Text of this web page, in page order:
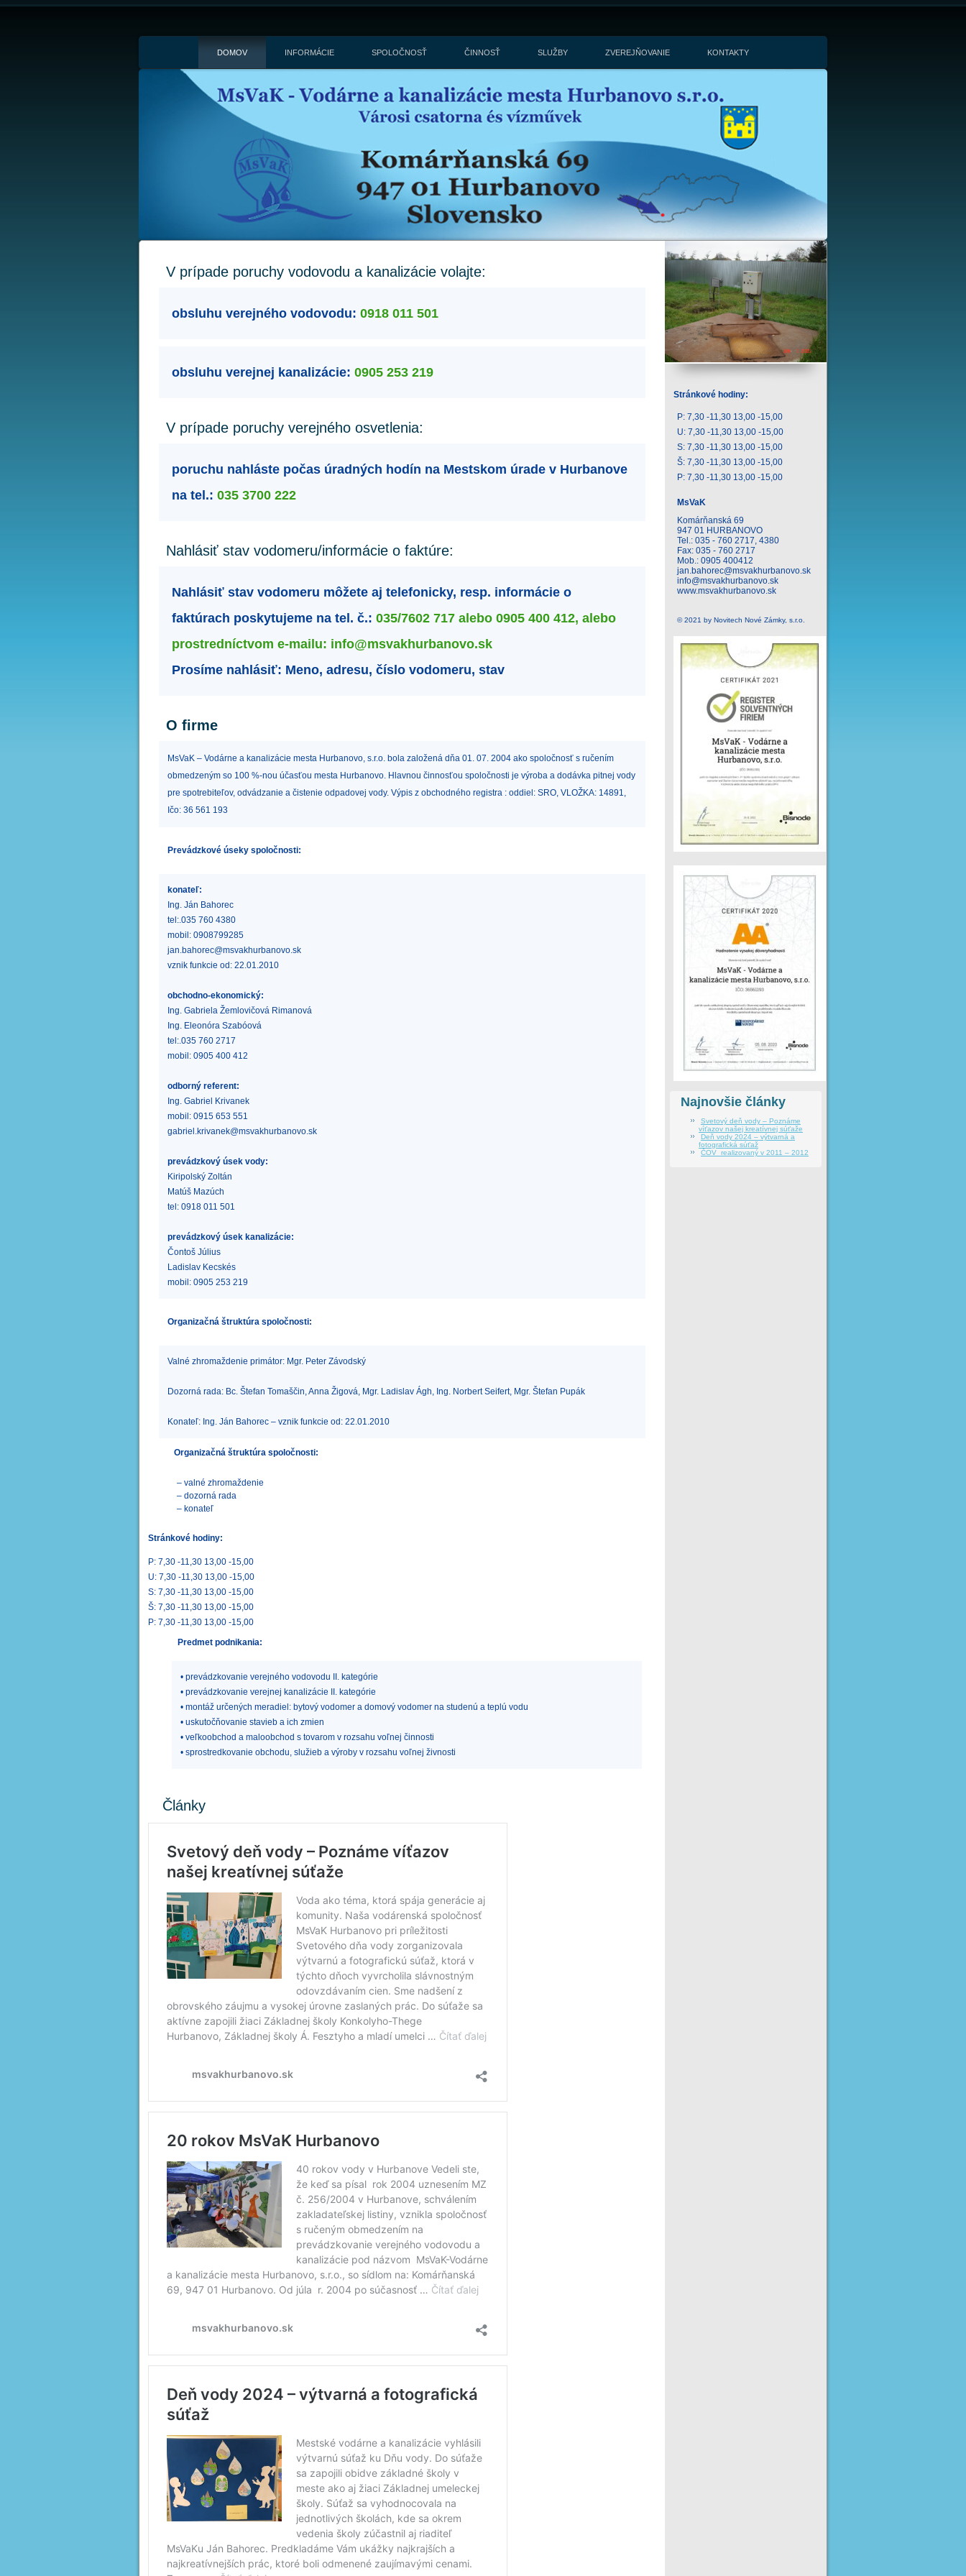
DOMOV INFORMÁCIE SPOLOČNOSŤ ČINNOSŤ SLUŽBY ZVEREJŇOVANIE KONTAKTY
V prípade poruchy vodovodu a kanalizácie volajte:
obsluhu verejného vodovodu: 0918 011 501
obsluhu verejnej kanalizácie: 0905 253 219
V prípade poruchy verejného osvetlenia:
poruchu nahláste počas úradných hodín na Mestskom úrade v Hurbanove
na tel.: 035 3700 222
Nahlásiť stav vodomeru/informácie o faktúre:
Nahlásiť stav vodomeru môžete aj telefonicky, resp. informácie o
faktúrach poskytujeme na tel. č.: 035/7602 717 alebo 0905 400 412, alebo
prostredníctvom e-mailu: info@msvakhurbanovo.sk
Prosíme nahlásiť: Meno, adresu, číslo vodomeru, stav
O firme
MsVaK – Vodárne a kanalizácie mesta Hurbanovo, s.r.o. bola založená dňa 01. 07. 2004 ako spoločnosť s ručením
obmedzeným so 100 %-nou účasťou mesta Hurbanovo. Hlavnou činnosťou spoločnosti je výroba a dodávka pitnej vody
pre spotrebiteľov, odvádzanie a čistenie odpadovej vody. Výpis z obchodného registra : oddiel: SRO, VLOŽKA: 14891,
Ičo: 36 561 193
Prevádzkové úseky spoločnosti:
konateľ:
Ing. Ján Bahorec
tel:.035 760 4380
mobil: 0908799285
jan.bahorec@msvakhurbanovo.sk
vznik funkcie od: 22.01.2010
obchodno-ekonomický:
Ing. Gabriela Žemlovičová Rimanová
Ing. Eleonóra Szabóová
tel:.035 760 2717
mobil: 0905 400 412
odborný referent:
Ing. Gabriel Krivanek
mobil: 0915 653 551
gabriel.krivanek@msvakhurbanovo.sk
prevádzkový úsek vody:
Kiripolský Zoltán
Matúš Mazúch
tel: 0918 011 501
prevádzkový úsek kanalizácie:
Čontoš Július
Ladislav Kecskés
mobil: 0905 253 219
Organizačná štruktúra spoločnosti:
Valné zhromaždenie primátor: Mgr. Peter Závodský
Dozorná rada: Bc. Štefan Tomaščin, Anna Žigová, Mgr. Ladislav Ágh, Ing. Norbert Seifert, Mgr. Štefan Pupák
Konateľ: Ing. Ján Bahorec – vznik funkcie od: 22.01.2010
Organizačná štruktúra spoločnosti:
– valné zhromaždenie
– dozorná rada
– konateľ
Stránkové hodiny:
P: 7,30 -11,30 13,00 -15,00
U: 7,30 -11,30 13,00 -15,00
S: 7,30 -11,30 13,00 -15,00
Š: 7,30 -11,30 13,00 -15,00
P: 7,30 -11,30 13,00 -15,00
Predmet podnikania:
• prevádzkovanie verejného vodovodu II. kategórie
• prevádzkovanie verejnej kanalizácie II. kategórie
• montáž určených meradiel: bytový vodomer a domový vodomer na studenú a teplú vodu
• uskutočňovanie stavieb a ich zmien
• veľkoobchod a maloobchod s tovarom v rozsahu voľnej činnosti
• sprostredkovanie obchodu, služieb a výroby v rozsahu voľnej živnosti
Články
Stránkové hodiny:
P: 7,30 -11,30 13,00 -15,00
U: 7,30 -11,30 13,00 -15,00
S: 7,30 -11,30 13,00 -15,00
Š: 7,30 -11,30 13,00 -15,00
P: 7,30 -11,30 13,00 -15,00
MsVaK
Komárňanská 69
947 01 HURBANOVO
Tel.: 035 - 760 2717, 4380
Fax: 035 - 760 2717
Mob.: 0905 400412
jan.bahorec@msvakhurbanovo.sk
info@msvakhurbanovo.sk
www.msvakhurbanovo.sk
© 2021 by Novitech Nové Zámky, s.r.o.
Najnovšie články
Svetový deň vody – Poznáme
víťazov našej kreatívnej súťaže
Deň vody 2024 – výtvarná a
fotografická súťaž
ČOV realizovaný v 2011 – 2012